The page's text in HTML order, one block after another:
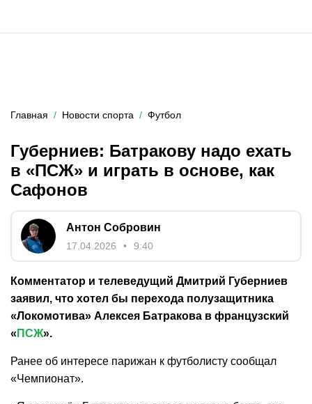
Главная Новости спорта Футбол
Губерниев: Батракову надо ехать
в «ПСЖ» и играть в основе, как
Сафонов
Антон Собровин
17.04.2026 9:40
Комментатор и телеведущий Дмитрий Губерниев
заявил, что хотел бы перехода полузащитника
«Локомотива» Алексея Батракова в французский
« ПСЖ».
Ранее об интересе парижан к футболисту сообщал
«Чемпионат».